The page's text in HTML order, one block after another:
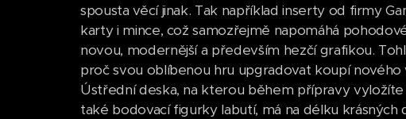
spousta věcí jinak. Tak například inserty od firmy
karty i mince, což samozřejmě napomáhá
novou, modernější a především hezčí grafikou.
proč svou oblíbenou hru upgradovat koupí
Ústřední deska, na kterou během přípravy
také bodovací figurky labutí, má na délku